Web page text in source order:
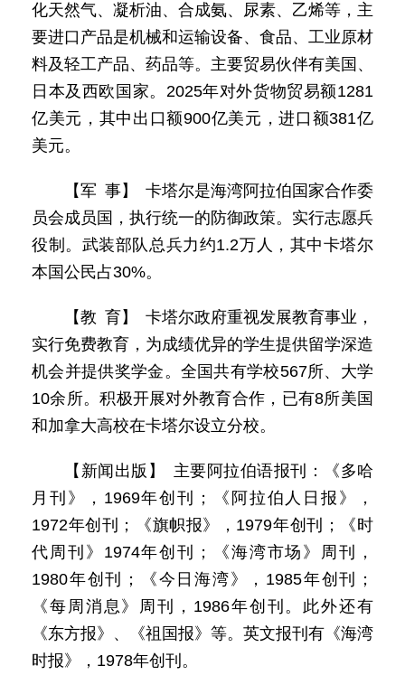
化天然气、凝析油、合成氨、尿素、乙烯等，主
要进口产品是机械和运输设备、食品、工业原材
料及轻工产品、药品等。主要贸易伙伴有美国、
日本及西欧国家。2025年对外货物贸易额1281
亿美元，其中出口额900亿美元，进口额381亿
美元。
【军 事】 卡塔尔是海湾阿拉伯国家合作委
员会成员国，执行统一的防御政策。实行志愿兵
役制。武装部队总兵力约1.2万人，其中卡塔尔
本国公民占30%。
【教 育】 卡塔尔政府重视发展教育事业，
实行免费教育，为成绩优异的学生提供留学深造
机会并提供奖学金。全国共有学校567所、大学
10余所。积极开展对外教育合作，已有8所美国
和加拿大高校在卡塔尔设立分校。
【新闻出版】 主要阿拉伯语报刊：《多哈
月刊》，1969年创刊；《阿拉伯人日报》，
1972年创刊；《旗帜报》，1979年创刊；《时
代周刊》1974年创刊；《海湾市场》周刊，
1980年创刊；《今日海湾》，1985年创刊；
《每周消息》周刊，1986年创刊。此外还有
《东方报》、《祖国报》等。英文报刊有《海湾
时报》，1978年创刊。